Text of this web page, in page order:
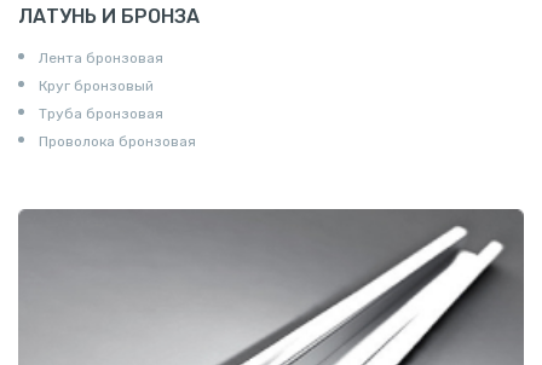
ЛАТУНЬ И БРОНЗА
Лента бронзовая
Круг бронзовый
Труба бронзовая
Проволока бронзовая